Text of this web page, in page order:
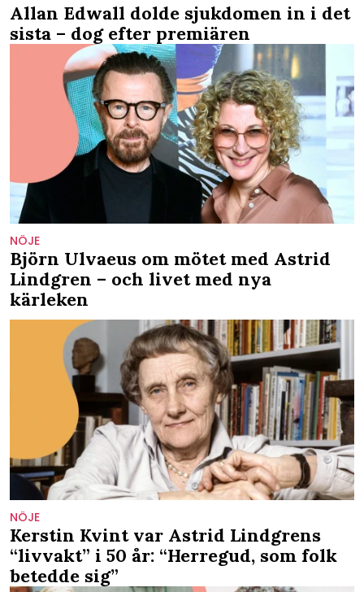
Allan Edwall dolde sjukdomen in i det
sista – dog efter premiären
NÖJE
Björn Ulvaeus om mötet med Astrid
Lindgren – och livet med nya
kärleken
NÖJE
Kerstin Kvint var Astrid Lindgrens
“livvakt” i 50 år: “Herregud, som folk
betedde sig”